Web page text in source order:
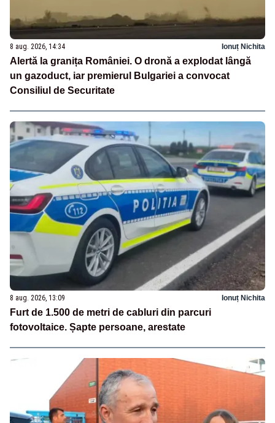
8 aug. 2026, 14:34 Ionuț Nichita
Alertă la granița României. O dronă a explodat lângă
un gazoduct, iar premierul Bulgariei a convocat
Consiliul de Securitate
8 aug. 2026, 13:09 Ionuț Nichita
Furt de 1.500 de metri de cabluri din parcuri
fotovoltaice. Șapte persoane, arestate